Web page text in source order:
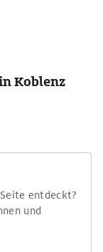
Koblenz
entdeckt?
und